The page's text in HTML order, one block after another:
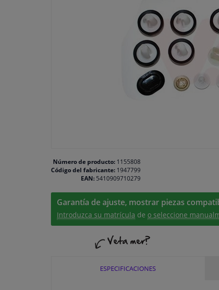
Número de producto: 1155808
Código del fabricante: 1947799
EAN: 5410909710279
Garantía de ajuste, mostrar piezas
Introduzca su matrícula de o seleccione
ESPECIFICACIONES